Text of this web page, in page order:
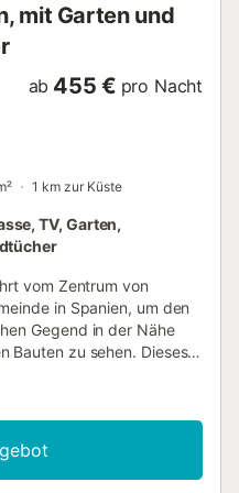
mit Garten und
ab 455 € pro Nacht
1 km zur Küste
TV, Garten,
vom Zentrum von
in Spanien, um den
Gegend in der Nähe
Bauten zu sehen. Dieses
über 6 Schlafzimmer
und 2 Lounges. Hat
Auf dem Bauernhof
Sie wollen. Entspannen
Barbecue oder Brot